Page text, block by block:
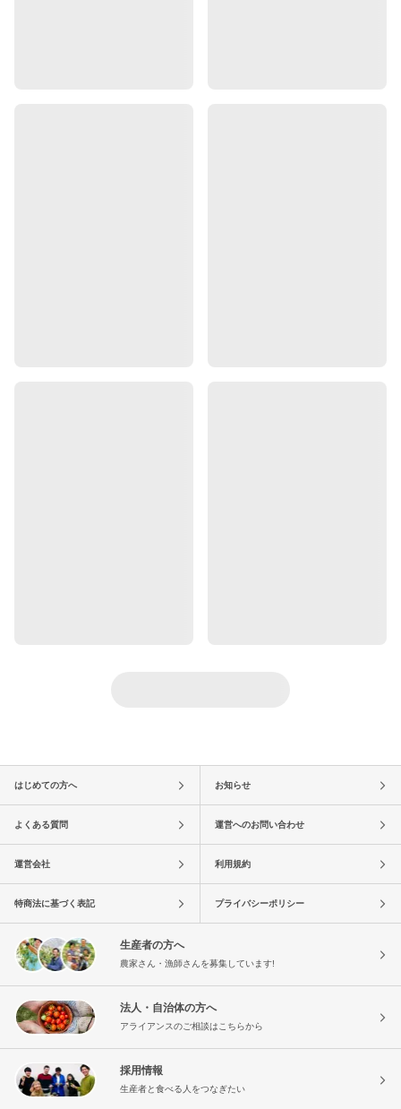
はじめての方へ お知らせ
よくある質問 運営へのお問い合わせ
運営会社 利用規約
特商法に基づく表記 プライバシーポリシー
生産者の方へ
農家さん・漁師さんを募集しています!
法人・自治体の方へ
アライアンスのご相談はこちらから
採用情報
生産者と食べる人をつなぎたい